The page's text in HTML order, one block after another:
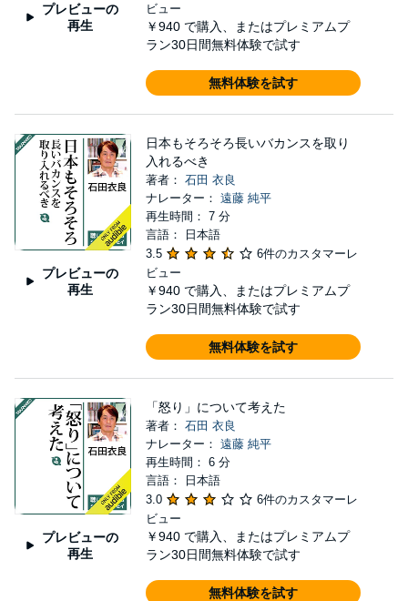
プレビューの
再生
ビュー
￥940 で購入、またはプレミアムプ
ラン30日間無料体験で試す
無料体験を試す
プレビューの
再生
日本もそろそろ長いバカンスを取り
入れるべき
著者： 石田 衣良
ナレーター： 遠藤 純平
再生時間： 7 分
言語： 日本語
3.5
6件のカスタマーレ
ビュー
￥940 で購入、またはプレミアムプ
ラン30日間無料体験で試す
無料体験を試す
プレビューの
再生
「怒り」について考えた
著者： 石田 衣良
ナレーター： 遠藤 純平
再生時間： 6 分
言語： 日本語
3.0
6件のカスタマーレ
ビュー
￥940 で購入、またはプレミアムプ
ラン30日間無料体験で試す
無料体験を試す